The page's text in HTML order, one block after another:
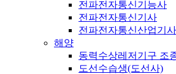
전파전자통신기능사
전파전자통신기사
전파전자통신산업기사
해양
동력수상레저기구 조
도선수습생(도선사)